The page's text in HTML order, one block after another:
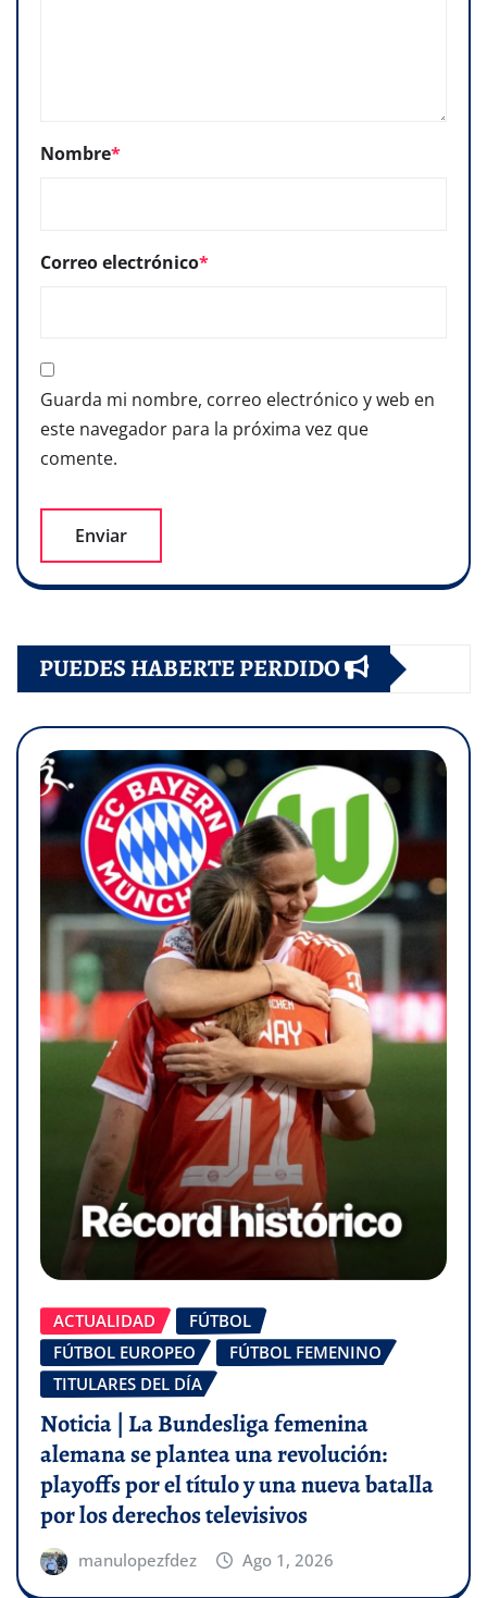
Nombre*
Correo electrónico*
Guarda mi nombre, correo electrónico y web en
este navegador para la próxima vez que
comente.
PUEDES HABERTE PERDIDO
ACTUALIDAD
FÚTBOL
FÚTBOL EUROPEO
FÚTBOL FEMENINO
TITULARES DEL DÍA
Noticia | La Bundesliga femenina
alemana se plantea una revolución:
playoffs por el título y una nueva batalla
por los derechos televisivos
manulopezfdez Ago 1, 2026